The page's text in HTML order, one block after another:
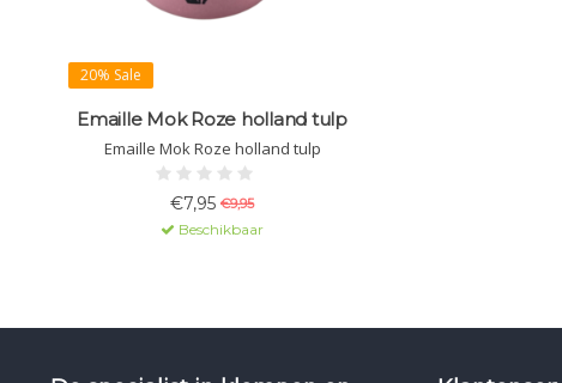
20% Sale
Emaille Mok Roze holland tulp
Emaille Mok Roze holland tulp
€7,95 €9,95
Beschikbaar